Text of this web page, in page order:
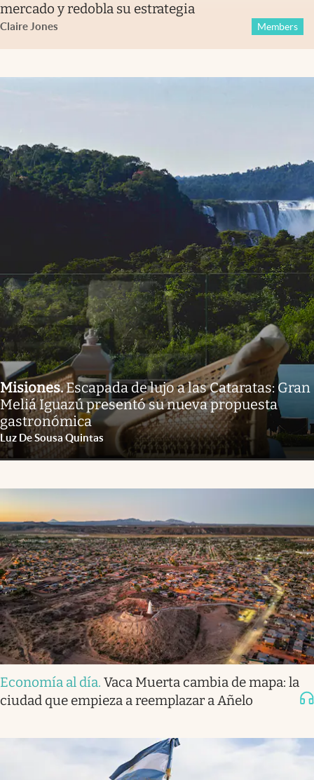
mercado y redobla su estrategia
Claire Jones Members
Misiones.Escapada de lujo a las Cataratas: Gran
Meliá Iguazú presentó su nueva propuesta
gastronómica
Luz De Sousa Quintas
Economía al día. Vaca Muerta cambia de mapa: la
ciudad que empieza a reemplazar a Añelo